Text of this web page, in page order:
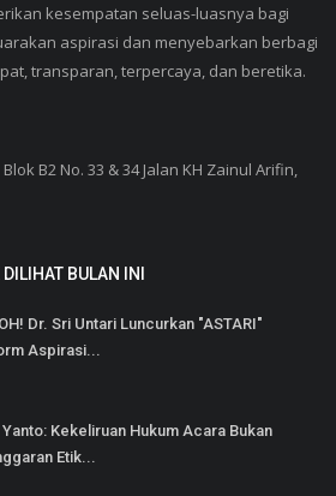
kesempatan seluas-luasnya bagi
aspirasi dan menyebarkan berbagi
transparan, terpercaya, dan beretika.
B2 No. 33 & 34 Jalan KH Zainul Arifin,
BULAN INI
Dr. Sri Untari Luncurkan "ASTARI"
Aspirasi...
Kekeliruan Hukum Acara Bukan
Etik...